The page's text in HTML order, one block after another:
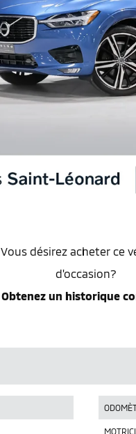
Vous désirez acheter ce
d'occasion?
Obtenez un historique